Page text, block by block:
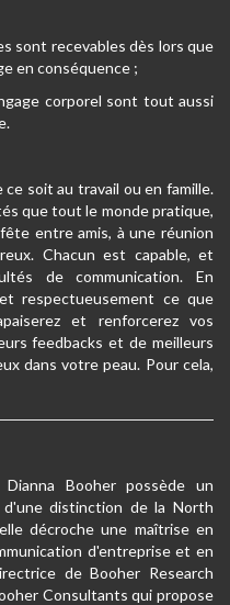
sont recevables dès lors que
en conséquence ;
corporel sont tout aussi
soit au travail ou en famille.
que tout le monde pratique,
entre amis, à une réunion
Chacun est capable, et
de communication. En
respectueusement ce que
et renforcerez vos
feedbacks et de meilleurs
dans votre peau. Pour cela,
Booher possède un
d'une distinction de la North
décroche une maîtrise en
d'entreprise et en
de Booher Research
Consultants qui propose